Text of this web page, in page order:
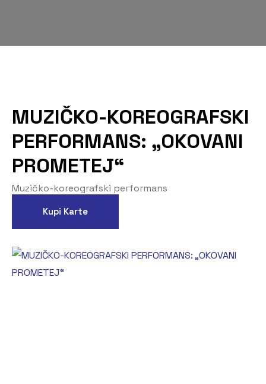
MUZIČKO-KOREOGRAFSKI
PERFORMANS: „OKOVANI
PROMETEJ“
Muzičko-koreografski performans
Kupi Karte